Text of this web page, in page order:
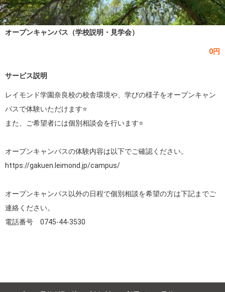
オープンキャンパス（学校説明・見学会）
0円
サービス説明
レイモンド学園奈良校の校舎環境や、学びの様子をオープンキャン
パスで体験いただけます⭐️
また、ご希望者には個別相談会を行います⭐️
https://gakuen.leimond.jp/campus/
オープンキャンパス以外の日程で個別相談を希望の方は下記までご
連絡ください。
電話番号　0745-44-3530